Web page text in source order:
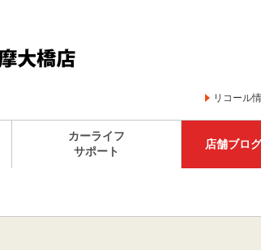
リコール
カーライフ
サポート
店舗ブログ